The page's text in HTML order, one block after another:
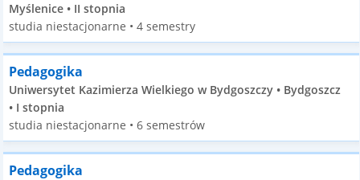
Myślenice • II stopnia
studia niestacjonarne • 4 semestry
Pedagogika
Uniwersytet Kazimierza Wielkiego w Bydgoszczy • Bydgoszcz
• I stopnia
studia niestacjonarne • 6 semestrów
Pedagogika